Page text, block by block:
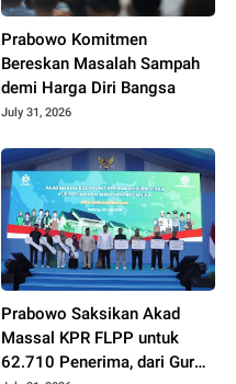
Prabowo Komitmen
Bereskan Masalah Sampah
demi Harga Diri Bangsa
July 31, 2026
Prabowo Saksikan Akad
Massal KPR FLPP untuk
62.710 Penerima, dari Guru